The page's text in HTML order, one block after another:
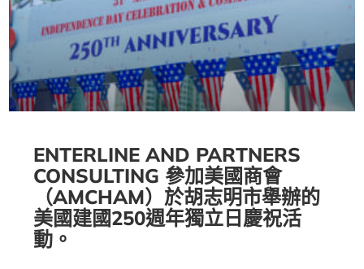
ENTERLINE AND PARTNERS
CONSULTING 參加美國商會
（AMCHAM）於胡志明市舉辦的
美國建國250週年獨立日慶祝活
動。